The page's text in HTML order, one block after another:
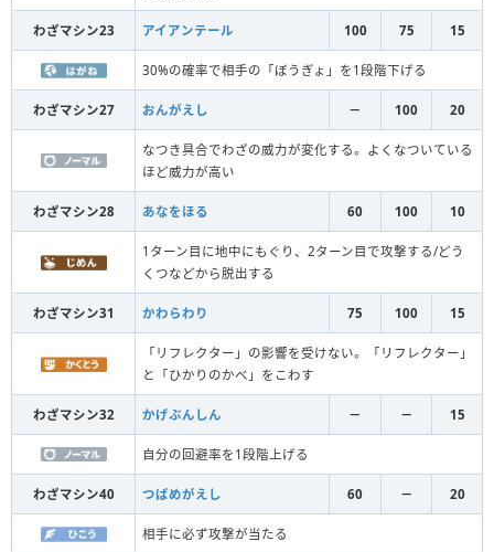
わざマシン23 アイアンテール 100 75 15
30%の確率で相手の「ぼうぎょ」を1段階下げる
わざマシン27 おんがえし － 100 20
なつき具合でわざの威力が変化する。よくなついている
ほど威力が高い
わざマシン28 あなをほる 60 100 10
1ターン目に地中にもぐり、2ターン目で攻撃する/どう
くつなどから脱出する
わざマシン31 かわらわり 75 100 15
「リフレクター」の影響を受けない。「リフレクター」
と「ひかりのかべ」をこわす
わざマシン32 かげぶんしん － － 15
自分の回避率を1段階上げる
わざマシン40 つばめがえし 60 － 20
相手に必ず攻撃が当たる